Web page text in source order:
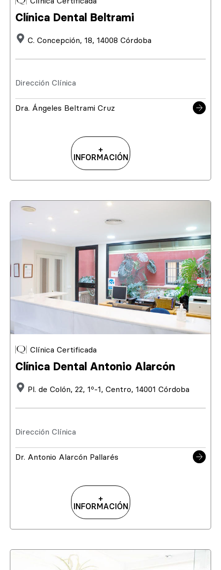
Clínica Dental Beltrami
C. Concepción, 18, 14008 Córdoba
Dirección Clínica
Dra. Ángeles Beltrami Cruz
+
INFORMACIÓN
Clínica Certificada
Clínica Dental Antonio Alarcón
Pl. de Colón, 22, 1º-1, Centro, 14001 Córdoba
Dirección Clínica
Dr. Antonio Alarcón Pallarés
+
INFORMACIÓN